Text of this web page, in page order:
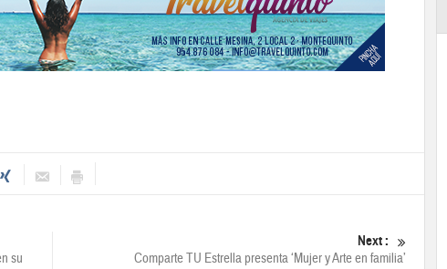
su
Next :
Comparte TU Estrella presenta ‘Mujer y Arte en familia’